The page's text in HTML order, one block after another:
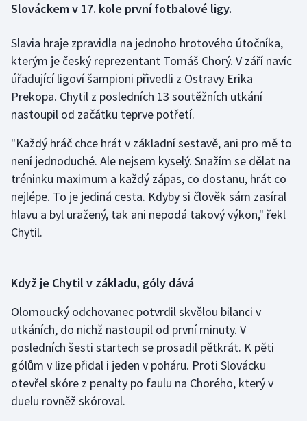
Florbal
Futsal
Golf
Gymnastika
Házená
Jezdectví
Krasobruslení
Lezení
Lyže a snowboard
Moderní pětiboj
Slováckem v 17. kole první fotbalové ligy.
Slavia hraje zpravidla na jednoho hrotového útočníka,
kterým je český reprezentant Tomáš Chorý. V září navíc
úřadující ligoví šampioni přivedli z Ostravy Erika
Prekopa. Chytil z posledních 13 soutěžních utkání
nastoupil od začátku teprve potřetí.
"Každý hráč chce hrát v základní sestavě, ani pro mě to
není jednoduché. Ale nejsem kyselý. Snažím se dělat na
tréninku maximum a každý zápas, co dostanu, hrát co
nejlépe. To je jediná cesta. Kdyby si člověk sám zasíral
hlavu a byl uražený, tak ani nepodá takový výkon," řekl
Chytil.
Když je Chytil v základu, góly dává
Olomoucký odchovanec potvrdil skvělou bilanci v
utkáních, do nichž nastoupil od první minuty. V
posledních šesti startech se prosadil pětkrát. K pěti
gólům v lize přidal i jeden v poháru. Proti Slovácku
otevřel skóre z penalty po faulu na Chorého, který v
duelu rovněž skóroval.